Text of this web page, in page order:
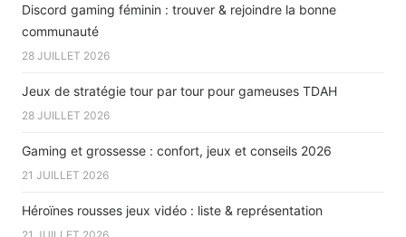
Discord gaming féminin : trouver & rejoindre la bonne
communauté
28 JUILLET 2026
Jeux de stratégie tour par tour pour gameuses TDAH
28 JUILLET 2026
Gaming et grossesse : confort, jeux et conseils 2026
21 JUILLET 2026
Héroïnes rousses jeux vidéo : liste & représentation